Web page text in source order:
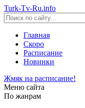
Turk-Tv-Ru.info
Главная
Скоро
Расписание
Новинки
Жмяк на расписание!
Меню сайта
По жанрам